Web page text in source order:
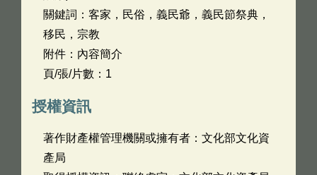
關鍵詞：客家，民俗，義民爺，義民節祭典，
移民，宗教
附件：內容簡介
頁/張/片數：1
授權資訊
著作財產權管理機關或擁有者：文化部文化資
產局